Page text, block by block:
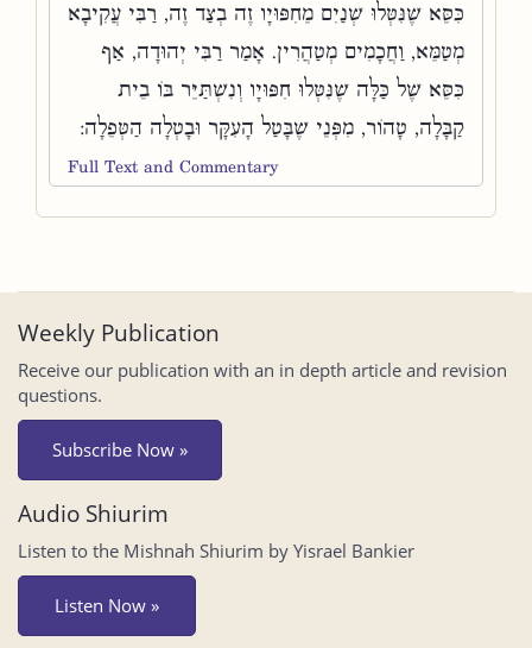
כִּסֵּא שֶׁנִּטְּלוּ שְׁנַיִם מֵחִפּוּיָו זֶה בְצַד זֶה, רַבִּי עֲקִיבָא
מְטַמֵּא, וַחֲכָמִים מְטַהֲרִין. אָמַר רַבִּי יְהוּדָה, אַף
כִּסֵּא שֶׁל כַּלָּה שֶׁנִּטְּלוּ חִפּוּיָו וְנִשְׁתַּיֵּר בּוֹ בֵית
קַבָּלָה, טָהוֹר, מִפְּנֵי שֶׁבָּטַל הָעִקָּר וּבָטְלָה הַטְּפֵלָה:
Full Text and Commentary
Weekly Publication
Receive our publication with an in depth article and revision
questions.
Subscribe Now »
Audio Shiurim
Listen to the Mishnah Shiurim by Yisrael Bankier
Listen Now »